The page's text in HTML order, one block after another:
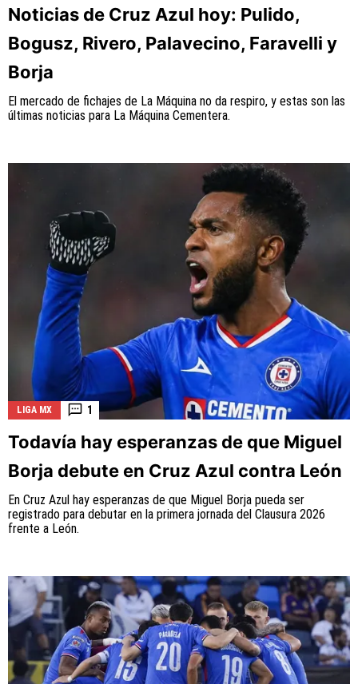
Noticias de Cruz Azul hoy: Pulido,
Bogusz, Rivero, Palavecino, Faravelli y
Borja
El mercado de fichajes de La Máquina no da respiro, y estas son las
últimas noticias para La Máquina Cementera.
LIGA MX 1
Todavía hay esperanzas de que Miguel
Borja debute en Cruz Azul contra León
En Cruz Azul hay esperanzas de que Miguel Borja pueda ser
registrado para debutar en la primera jornada del Clausura 2026
frente a León.